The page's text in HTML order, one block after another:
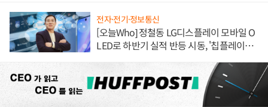
전자·전기·정보통신
[오늘Who] 정철동 LG디스플레이 모바일 O
LED로 하반기 실적 반등 시동, '칩플레이